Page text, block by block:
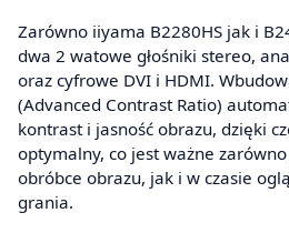
Zarówno iiyama B2280HS jak i
dwa 2 watowe głośniki stereo,
oraz cyfrowe DVI i HDMI.
(Advanced Contrast Ratio)
kontrast i jasność obrazu, dzięki
optymalny, co jest ważne
obróbce obrazu, jak i w czasie
grania.